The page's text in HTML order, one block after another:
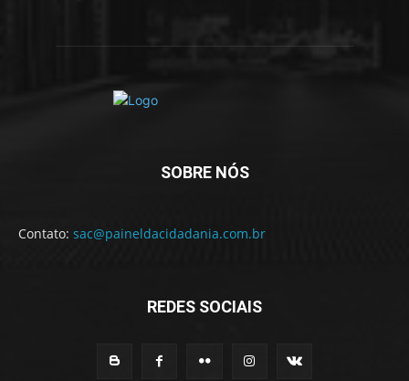
SOBRE NÓS
Contato: sac@paineldacidadania.com.br
REDES SOCIAIS